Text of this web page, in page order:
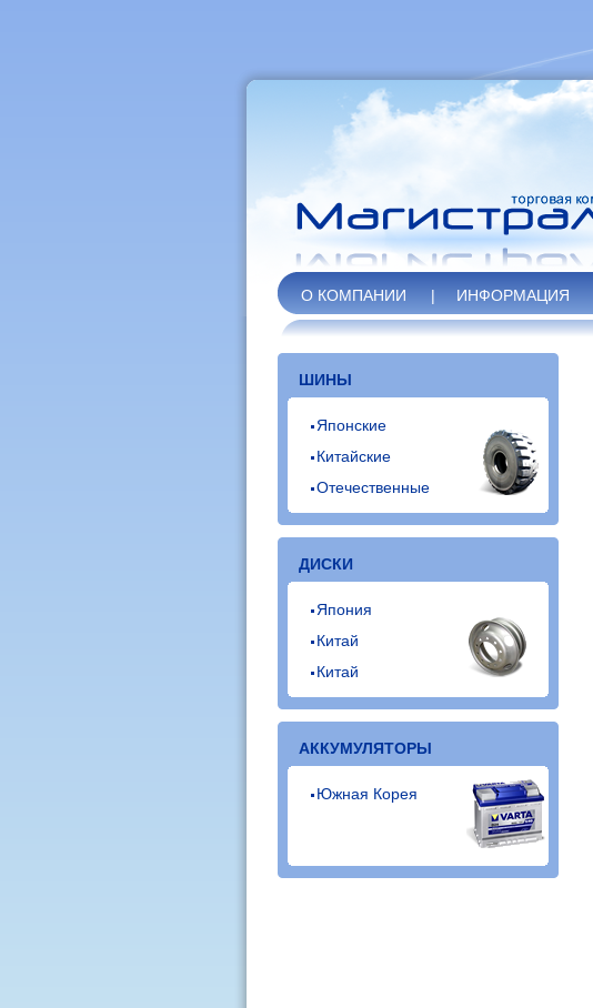
О КОМПАНИИ | ИНФОРМАЦИЯ
ШИНЫ
Японские
Китайские
Отечественные
ДИСКИ
Япония
Китай
Китай
АККУМУЛЯТОРЫ
Южная Корея